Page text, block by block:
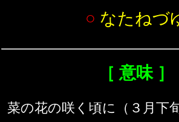
○ なたねづ
［ 意味 ］
菜の花の咲く頃に（３月下